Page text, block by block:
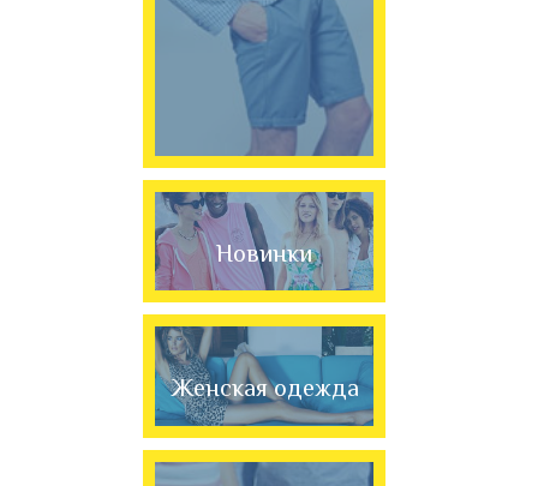
Новинки
Женская одежда